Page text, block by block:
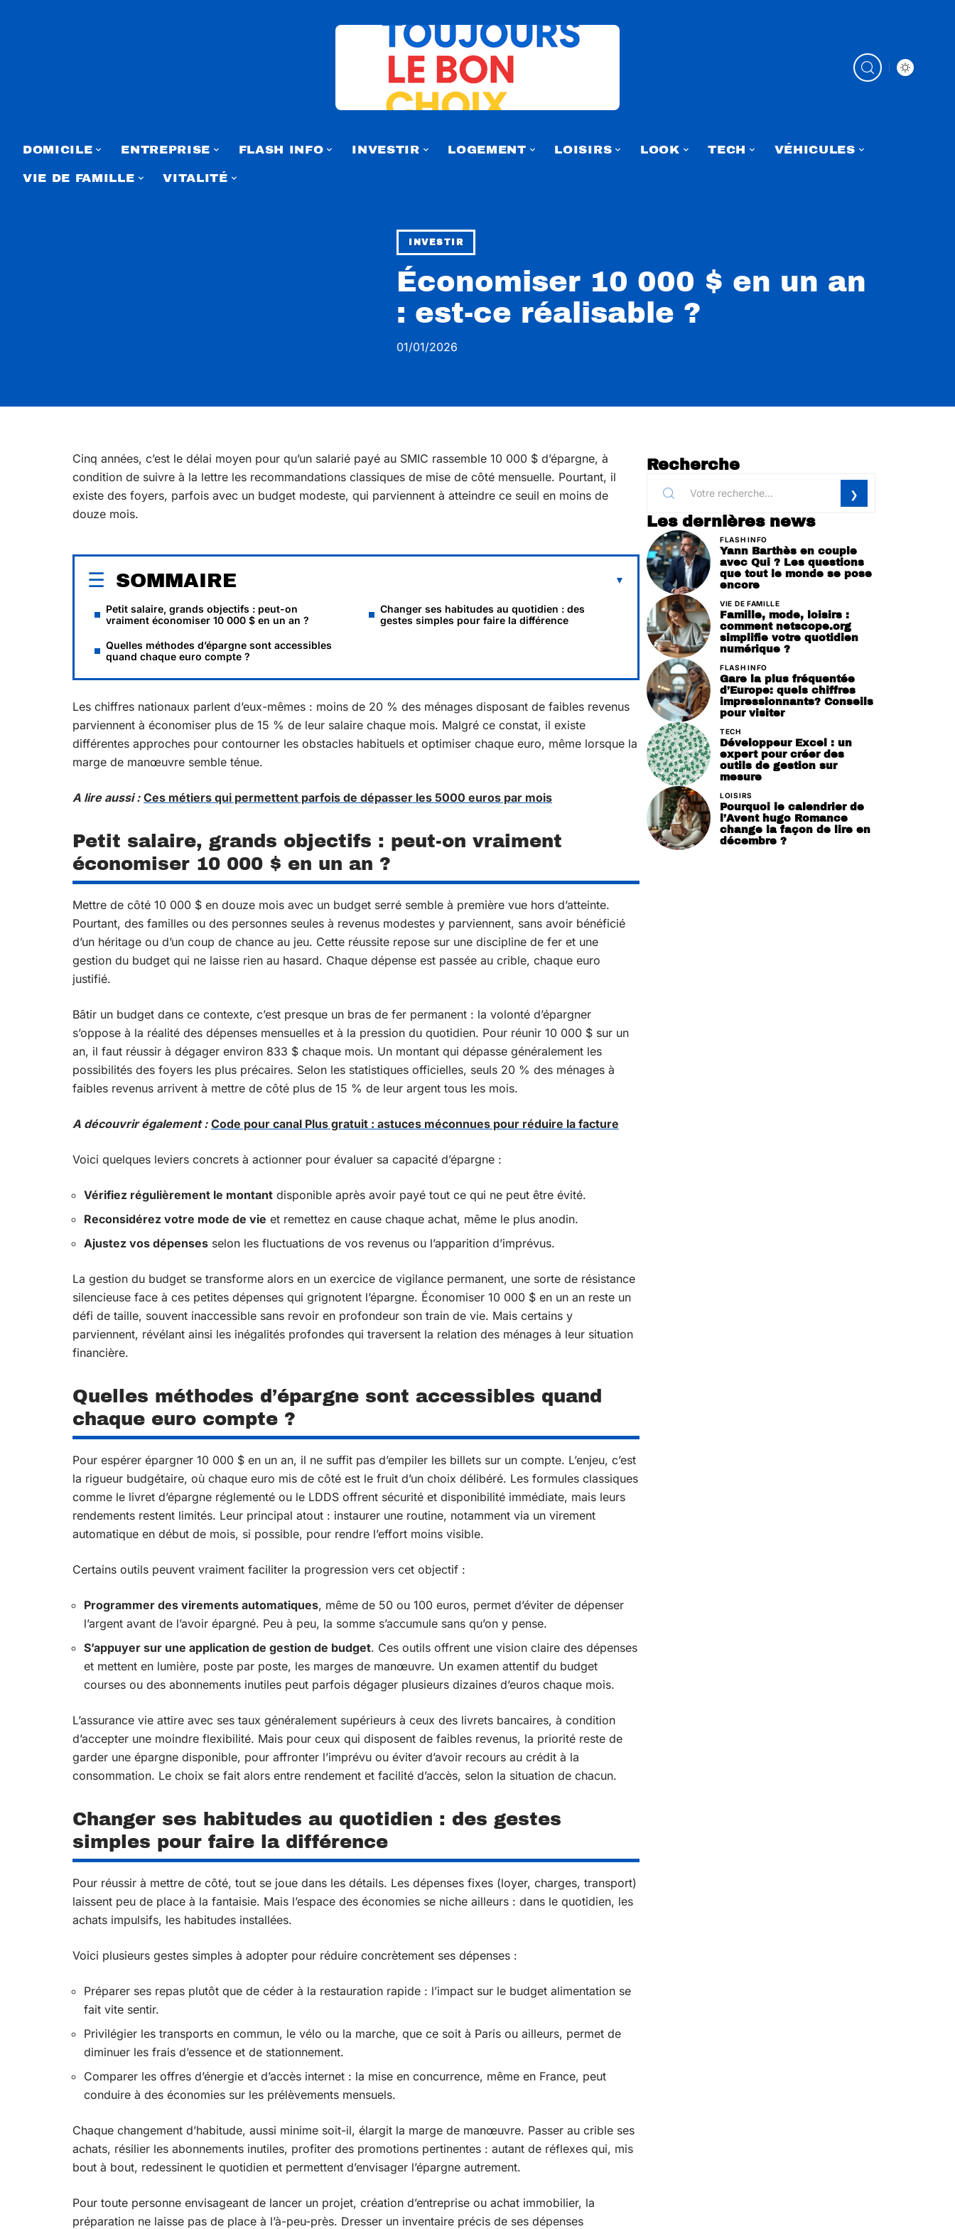
DOMICILE ENTREPRISE FLASH INFO INVESTIR LOGEMENT LOISIRS LOOK TECH VÉHICULES
VIE DE FAMILLE VITALITÉ
INVESTIR
Économiser 10 000 $ en un an
: est-ce réalisable ?
01/01/2026
Cinq années, c’est le délai moyen pour qu’un salarié payé au SMIC rassemble 10 000 $ d’épargne, à
condition de suivre à la lettre les recommandations classiques de mise de côté mensuelle. Pourtant, il
existe des foyers, parfois avec un budget modeste, qui parviennent à atteindre ce seuil en moins de
douze mois.
SOMMAIRE
Petit salaire, grands objectifs : peut-on
vraiment économiser 10 000 $ en un an ?
Quelles méthodes d’épargne sont accessibles
quand chaque euro compte ?
Changer ses habitudes au quotidien : des
gestes simples pour faire la différence
Les chiffres nationaux parlent d’eux-mêmes : moins de 20 % des ménages disposant de faibles revenus
parviennent à économiser plus de 15 % de leur salaire chaque mois. Malgré ce constat, il existe
différentes approches pour contourner les obstacles habituels et optimiser chaque euro, même lorsque la
marge de manœuvre semble ténue.
A lire aussi : Ces métiers qui permettent parfois de dépasser les 5000 euros par mois
Petit salaire, grands objectifs : peut-on vraiment
économiser 10 000 $ en un an ?
Mettre de côté 10 000 $ en douze mois avec un budget serré semble à première vue hors d’atteinte.
Pourtant, des familles ou des personnes seules à revenus modestes y parviennent, sans avoir bénéficié
d’un héritage ou d’un coup de chance au jeu. Cette réussite repose sur une discipline de fer et une
gestion du budget qui ne laisse rien au hasard. Chaque dépense est passée au crible, chaque euro
justifié.
Bâtir un budget dans ce contexte, c’est presque un bras de fer permanent : la volonté d’épargner
s’oppose à la réalité des dépenses mensuelles et à la pression du quotidien. Pour réunir 10 000 $ sur un
an, il faut réussir à dégager environ 833 $ chaque mois. Un montant qui dépasse généralement les
possibilités des foyers les plus précaires. Selon les statistiques officielles, seuls 20 % des ménages à
faibles revenus arrivent à mettre de côté plus de 15 % de leur argent tous les mois.
A découvrir également : Code pour canal Plus gratuit : astuces méconnues pour réduire la facture
Voici quelques leviers concrets à actionner pour évaluer sa capacité d’épargne :
Vérifiez régulièrement le montant disponible après avoir payé tout ce qui ne peut être évité.
Reconsidérez votre mode de vie et remettez en cause chaque achat, même le plus anodin.
Ajustez vos dépenses selon les fluctuations de vos revenus ou l’apparition d’imprévus.
La gestion du budget se transforme alors en un exercice de vigilance permanent, une sorte de résistance
silencieuse face à ces petites dépenses qui grignotent l’épargne. Économiser 10 000 $ en un an reste un
défi de taille, souvent inaccessible sans revoir en profondeur son train de vie. Mais certains y
parviennent, révélant ainsi les inégalités profondes qui traversent la relation des ménages à leur situation
financière.
Quelles méthodes d’épargne sont accessibles quand
chaque euro compte ?
Pour espérer épargner 10 000 $ en un an, il ne suffit pas d’empiler les billets sur un compte. L’enjeu, c’est
la rigueur budgétaire, où chaque euro mis de côté est le fruit d’un choix délibéré. Les formules classiques
comme le livret d’épargne réglementé ou le LDDS offrent sécurité et disponibilité immédiate, mais leurs
rendements restent limités. Leur principal atout : instaurer une routine, notamment via un virement
automatique en début de mois, si possible, pour rendre l’effort moins visible.
Certains outils peuvent vraiment faciliter la progression vers cet objectif :
Programmer des virements automatiques, même de 50 ou 100 euros, permet d’éviter de dépenser
l’argent avant de l’avoir épargné. Peu à peu, la somme s’accumule sans qu’on y pense.
S’appuyer sur une application de gestion de budget. Ces outils offrent une vision claire des dépenses
et mettent en lumière, poste par poste, les marges de manœuvre. Un examen attentif du budget
courses ou des abonnements inutiles peut parfois dégager plusieurs dizaines d’euros chaque mois.
L’assurance vie attire avec ses taux généralement supérieurs à ceux des livrets bancaires, à condition
d’accepter une moindre flexibilité. Mais pour ceux qui disposent de faibles revenus, la priorité reste de
garder une épargne disponible, pour affronter l’imprévu ou éviter d’avoir recours au crédit à la
consommation. Le choix se fait alors entre rendement et facilité d’accès, selon la situation de chacun.
Changer ses habitudes au quotidien : des gestes
simples pour faire la différence
Pour réussir à mettre de côté, tout se joue dans les détails. Les dépenses fixes (loyer, charges, transport)
laissent peu de place à la fantaisie. Mais l’espace des économies se niche ailleurs : dans le quotidien, les
achats impulsifs, les habitudes installées.
Voici plusieurs gestes simples à adopter pour réduire concrètement ses dépenses :
Préparer ses repas plutôt que de céder à la restauration rapide : l’impact sur le budget alimentation se
fait vite sentir.
Privilégier les transports en commun, le vélo ou la marche, que ce soit à Paris ou ailleurs, permet de
diminuer les frais d’essence et de stationnement.
Comparer les offres d’énergie et d’accès internet : la mise en concurrence, même en France, peut
conduire à des économies sur les prélèvements mensuels.
Chaque changement d’habitude, aussi minime soit-il, élargit la marge de manœuvre. Passer au crible ses
achats, résilier les abonnements inutiles, profiter des promotions pertinentes : autant de réflexes qui, mis
bout à bout, redessinent le quotidien et permettent d’envisager l’épargne autrement.
Pour toute personne envisageant de lancer un projet, création d’entreprise ou achat immobilier, la
préparation ne laisse pas de place à l’à-peu-près. Dresser un inventaire précis de ses dépenses
Recherche
Les dernières news
FLASH INFO
Yann Barthès en couple
avec Qui ? Les questions
que tout le monde se pose
encore
VIE DE FAMILLE
Famille, mode, loisirs :
comment netscope.org
simplifie votre quotidien
numérique ?
FLASH INFO
Gare la plus fréquentée
d’Europe: quels chiffres
impressionnants? Conseils
pour visiter
TECH
Développeur Excel : un
expert pour créer des
outils de gestion sur
mesure
LOISIRS
Pourquoi le calendrier de
l’Avent hugo Romance
change la façon de lire en
décembre ?